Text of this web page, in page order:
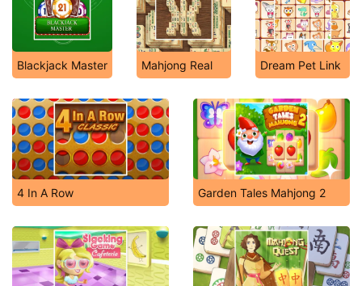
Blackjack Master Mahjong Real Dream Pet Link
4 In A Row Garden Tales Mahjong 2